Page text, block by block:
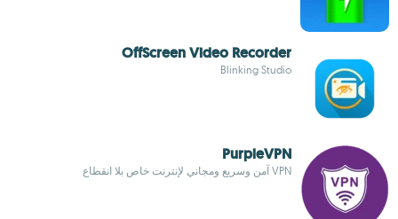
OffScreen Video Recorder
Blinking Studio
PurpleVPN
VPN آمن وسريع ومجاني لإنترنت خاص بلا انقطاع